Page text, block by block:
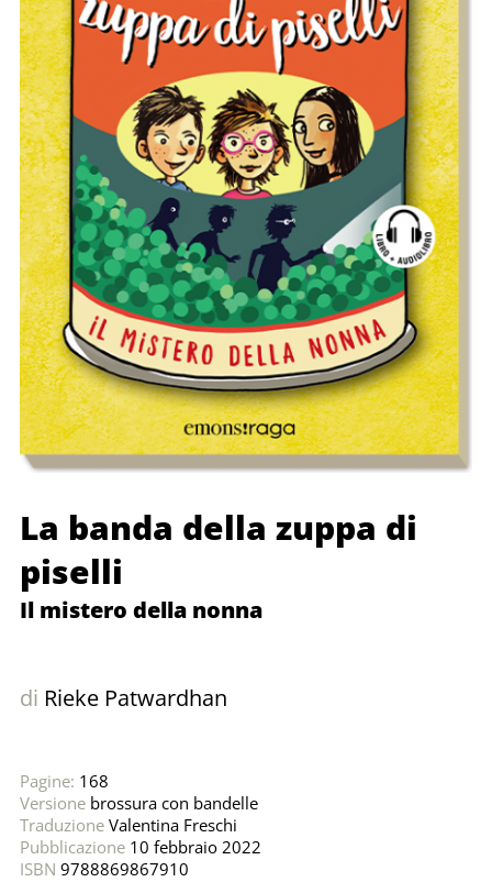
La banda della zuppa di
piselli
Il mistero della nonna
di Rieke Patwardhan
Pagine: 168
Versionebrossura con bandelle
TraduzioneValentina Freschi
Pubblicazione10 febbraio 2022
ISBN 9788869867910